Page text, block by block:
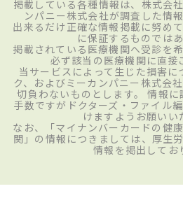
掲載している各種情報は、株式会
ンパニー株式会社が調査した情
出来るだけ正確な情報掲載に努め
に保証するものではあ
掲載されている医療機関へ受診を
必ず該当の医療機関に直接
当サービスによって生じた損害に
ク、およびミーカンパニー株式会
切負わないものとします。 情報
手数ですがドクターズ・ファイル
けますようお願いい
なお、「マイナンバーカードの健
関」の情報につきましては、厚生
情報を掲出してお